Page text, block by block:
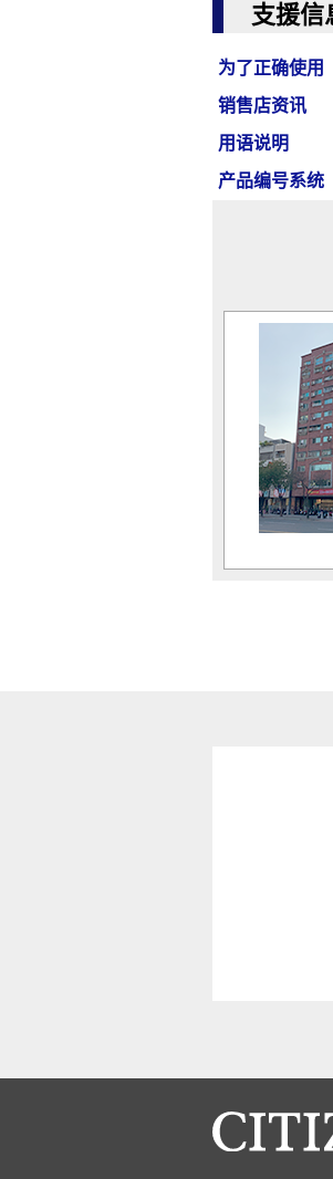
支援信
为了正确使用
销售店资讯
用语说明
产品编号系统